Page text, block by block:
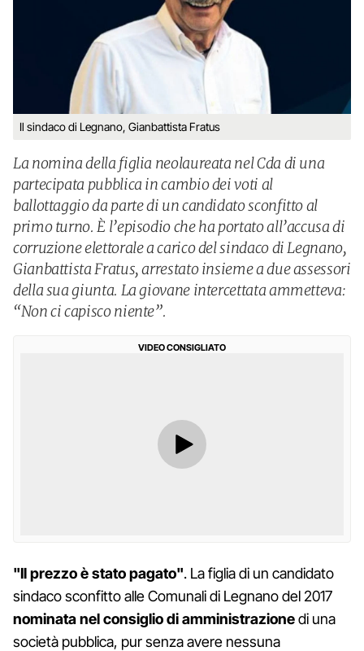
Il sindaco di Legnano, Gianbattista Fratus
La nomina della figlia neolaureata nel Cda di una
partecipata pubblica in cambio dei voti al
ballottaggio da parte di un candidato sconfitto al
primo turno. È l’episodio che ha portato all’accusa di
corruzione elettorale a carico del sindaco di Legnano,
Gianbattista Fratus, arrestato insieme a due assessori
della sua giunta. La giovane intercettata ammetteva:
“Non ci capisco niente”.
VIDEO CONSIGLIATO
"Il prezzo è stato pagato". La figlia di un candidato
sindaco sconfitto alle Comunali di Legnano del 2017
nominata nel consiglio di amministrazionedi una
società pubblica, pur senza avere nessuna